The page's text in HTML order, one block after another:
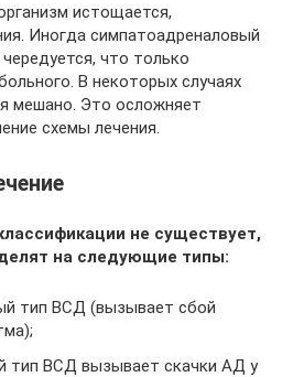
истощается,
Иногда симпатоадреналовый
что только
В некоторых случаях
мешано. Это осложняет
схемы лечения.
не существует,
на следующие типы:
тип ВСД (вызывает сбой
тип ВСД вызывает скачки АД у